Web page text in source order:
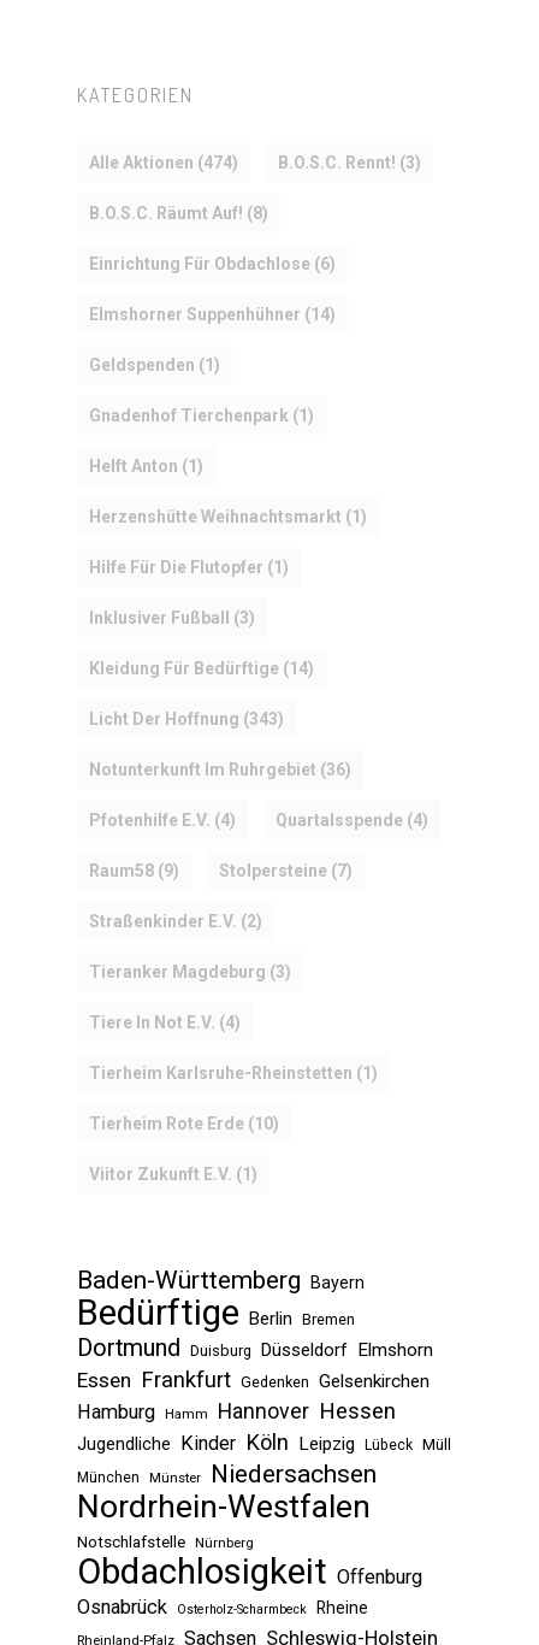
KATEGORIEN
Alle Aktionen (474) B.O.S.C. Rennt! (3)
B.O.S.C. Räumt Auf! (8)
Einrichtung Für Obdachlose (6)
Elmshorner Suppenhühner (14)
Geldspenden (1)
Gnadenhof Tierchenpark (1)
Helft Anton (1)
Herzenshütte Weihnachtsmarkt (1)
Hilfe Für Die Flutopfer (1)
Inklusiver Fußball (3)
Kleidung Für Bedürftige (14)
Licht Der Hoffnung (343)
Notunterkunft Im Ruhrgebiet (36)
Pfotenhilfe E.V. (4) Quartalsspende (4)
Raum58 (9) Stolpersteine (7)
Straßenkinder E.V. (2)
Tieranker Magdeburg (3)
Tiere In Not E.V. (4)
Tierheim Karlsruhe-Rheinstetten (1)
Tierheim Rote Erde (10)
Viitor Zukunft E.V. (1)
Baden-Württemberg Bayern
Bedürftige Berlin Bremen
Dortmund Duisburg Düsseldorf Elmshorn
Essen Frankfurt Gedenken Gelsenkirchen
Hamburg Hamm Hannover Hessen
Jugendliche Kinder Köln Leipzig Lübeck Müll
München Münster Niedersachsen
Nordrhein-Westfalen
Notschlafstelle Nürnberg
Obdachlosigkeit Offenburg
Osnabrück
Osterholz-Scharmbeck Rheine
Rheinland-Pfalz Sachsen Schleswig-Holstein
SHOP